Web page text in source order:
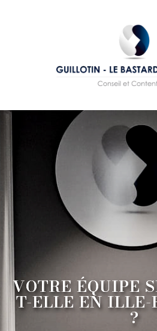
VOTRE ÉQUIPE
T-ELLE EN
?